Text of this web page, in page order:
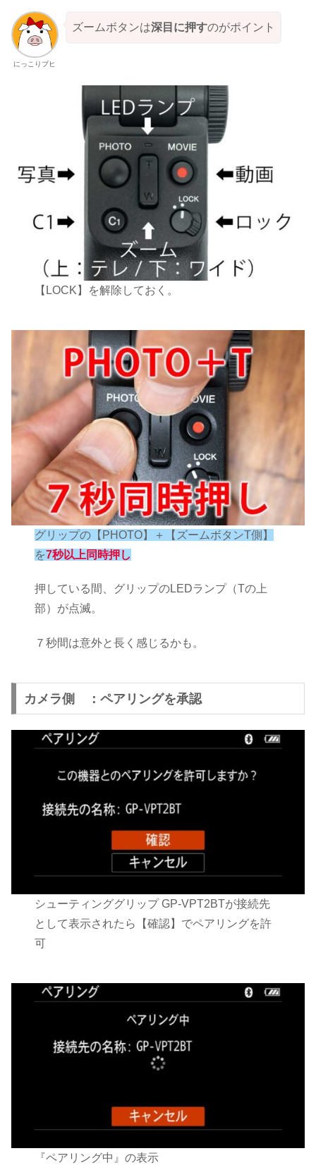
にっこりブヒ
ズームボタンは深目に押すのがポイント
【LOCK】を解除しておく。
グリップの【PHOTO】＋【ズームボタンT側】
を7秒以上同時押し
押している間、グリップのLEDランプ（Tの上
部）が点滅。
７秒間は意外と長く感じるかも。
カメラ側 ：ペアリングを承認
シューティンググリップ GP-VPT2BTが接続先
として表示されたら【確認】でペアリングを許
可
『ペアリング中』の表示